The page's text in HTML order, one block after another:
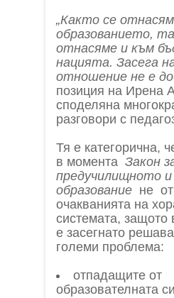
„Както се
образованието,
отнасяме и към
нацията. Засега
отношение не е
позиция на Ирена
споделяна
разговори с
Тя е категорична,
в момента Закон
предучилищното
образование не
очакванията на
системата, защото
е засегнато
големи проблема:
отпадащите от
образователната